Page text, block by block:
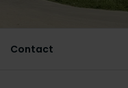
Contact